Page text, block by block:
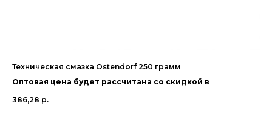
Техническая смазка Ostendorf 250 грамм
Оптовая цена будет рассчитана со скидкой в
386,28 р.